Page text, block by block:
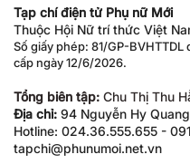
Tạp chí điện tử Phụ nữ Mới
Thuộc Hội Nữ trí thức Việt
Số giấy phép: 81/GP-BVHTTDL
cấp ngày 12/6/2026.
Tổng biên tập: Chu Thị Thu
Địa chỉ: 94 Nguyễn Hy
Hotline: 024.36.555.655 -
tapchi@phunumoi.net.vn